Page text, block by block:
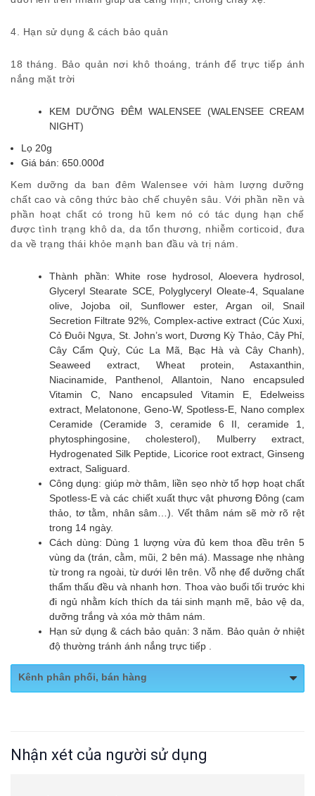
4. Hạn sử dụng & cách bảo quản
18 tháng. Bảo quản nơi khô thoáng, tránh để trực tiếp ánh
nắng mặt trời
KEM DƯỠNG ĐÊM WALENSEE (WALENSEE CREAM
NIGHT)
Lọ 20g
Giá bán: 650.000đ
Kem dưỡng da ban đêm Walensee với hàm lượng dưỡng
chất cao và công thức bào chế chuyên sâu. Với phần nền và
phần hoạt chất có trong hũ kem nó có tác dụng hạn chế
được tình trạng khô da, da tổn thương, nhiễm corticoid, đưa
da về trạng thái khỏe mạnh ban đầu và trị nám.
Thành phần: White rose hydrosol, Aloevera hydrosol,
Glyceryl Stearate SCE, Polyglyceryl Oleate-4, Squalane
olive, Jojoba oil, Sunflower ester, Argan oil, Snail
Secretion Filtrate 92%, Complex-active extract (Cúc Xuxi,
Cỏ Đuôi Ngựa, St. John’s wort, Dương Kỳ Thảo, Cây Phỉ,
Cây Cẩm Quỳ, Cúc La Mã, Bạc Hà và Cây Chanh),
Seaweed extract, Wheat protein, Astaxanthin,
Niacinamide, Panthenol, Allantoin, Nano encapsuled
Vitamin C, Nano encapsuled Vitamin E, Edelweiss
extract, Melatonone, Geno-W, Spotless-E, Nano complex
Ceramide (Ceramide 3, ceramide 6 II, ceramide 1,
phytosphingosine, cholesterol), Mulberry extract,
Hydrogenated Silk Peptide, Licorice root extract, Ginseng
extract, Saliguard.
Công dụng: giúp mờ thâm, liền sẹo nhờ tổ hợp hoạt chất
Spotless-E và các chiết xuất thực vật phương Đông (cam
thảo, tơ tằm, nhân sâm…). Vết thâm nám sẽ mờ rõ rệt
trong 14 ngày.
Cách dùng: Dùng 1 lượng vừa đủ kem thoa đều trên 5
vùng da (trán, cằm, mũi, 2 bên má). Massage nhẹ nhàng
từ trong ra ngoài, từ dưới lên trên. Vỗ nhẹ để dưỡng chất
thẩm thấu đều và nhanh hơn. Thoa vào buổi tối trước khi
đi ngủ nhằm kích thích da tái sinh mạnh mẽ, bảo vệ da,
dưỡng trắng và xóa mờ thâm nám.
Hạn sử dụng & cách bảo quản: 3 năm. Bảo quản ở nhiệt
độ thường tránh ánh nắng trực tiếp .
Kênh phân phối, bán hàng
Nhận xét của người sử dụng